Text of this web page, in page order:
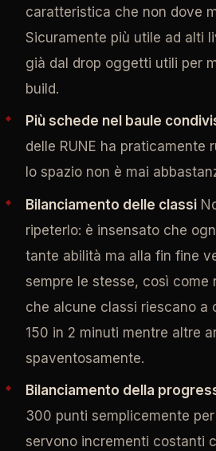
caratteristica che non dove
Sicuramente più utile ad alti
già dal drop oggetti utili per
build.
Più schede nel baule
delle RUNE ha praticamente
lo spazio non è mai
Bilanciamento delle classi
ripeterlo: è insensato che
tante abilità ma alla fin fine
sempre le stesse, così come
che alcune classi riescano a
150 in 2 minuti mentre altre
spaventosamente.
Bilanciamento della
300 punti semplicemente
servono incrementi costanti